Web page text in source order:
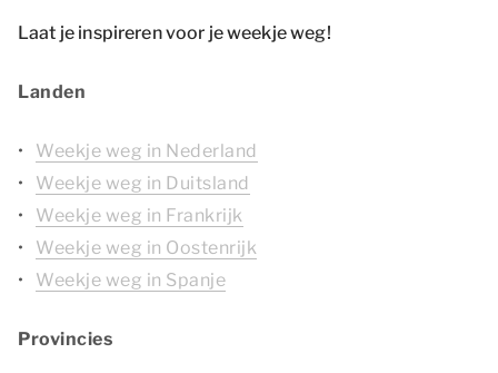
Laat je inspireren voor je weekje weg!
Landen
Weekje weg in Nederland
Weekje weg in Duitsland
Weekje weg in Frankrijk
Weekje weg in Oostenrijk
Weekje weg in Spanje
Provincies